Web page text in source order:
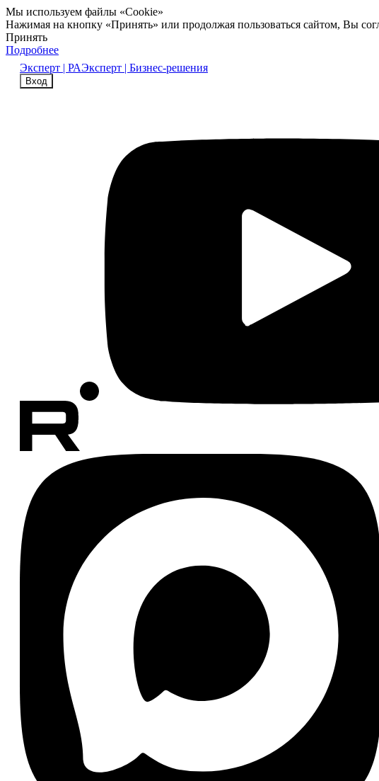
Мы используем файлы «Cookie»
Нажимая на кнопку «Принять» или продолжая пользоваться сайтом, Вы
Принять
Подробнее
Эксперт | РАЭксперт | Бизнес-решения
Вход